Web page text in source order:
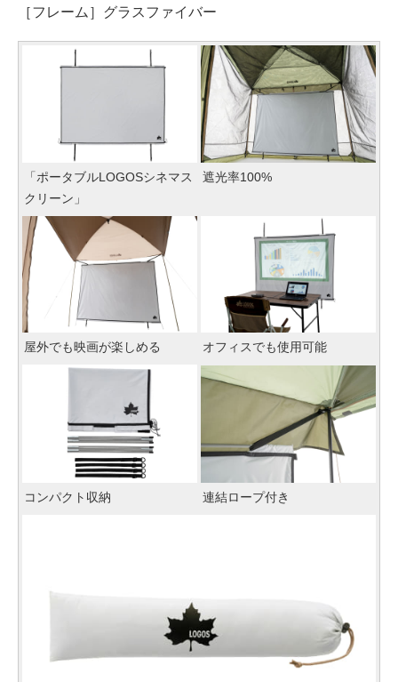
［フレーム］グラスファイバー
「ポータブルLOGOSシネマス
クリーン」
遮光率100%
屋外でも映画が楽しめる オフィスでも使用可能
コンパクト収納 連結ロープ付き